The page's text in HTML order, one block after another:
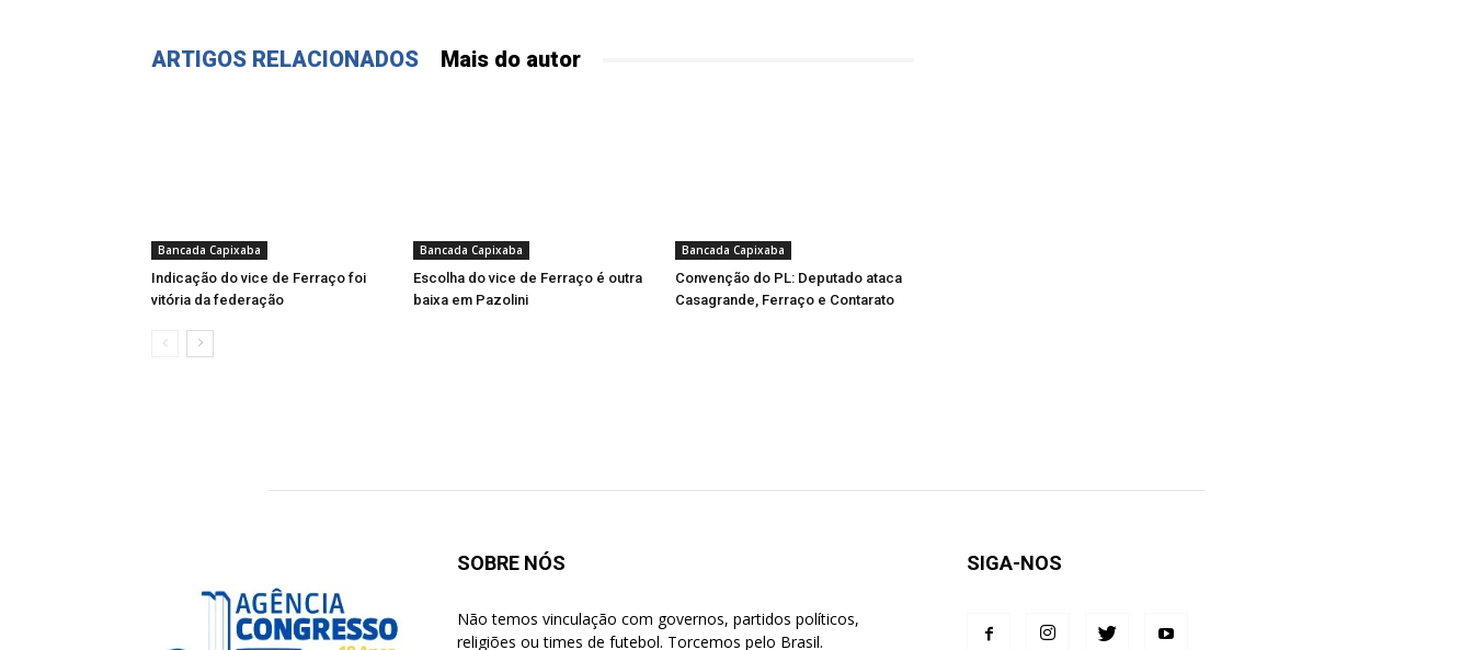
ARTIGOS RELACIONADOS Mais do autor
Bancada Capixaba
Indicação do vice de Ferraço foi
vitória da federação
Bancada Capixaba
Escolha do vice de Ferraço é outra
baixa em Pazolini
Bancada Capixaba
Convenção do PL: Deputado ataca
Casagrande, Ferraço e Contarato
SOBRE NÓS
Não temos vinculação com governos, partidos políticos,
religiões ou times de futebol. Torcemos pelo Brasil.
SIGA-NOS